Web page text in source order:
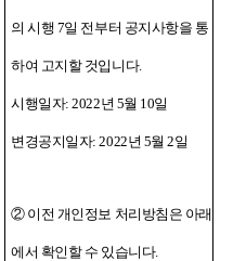
의 시행 7일 전부터 공지사항을 통
하여 고지할 것입니다.
시행일자: 2022년 5월 10일
변경공지일자: 2022년 5월 2일
② 이전 개인정보 처리방침은 아래
에서 확인할 수 있습니다.